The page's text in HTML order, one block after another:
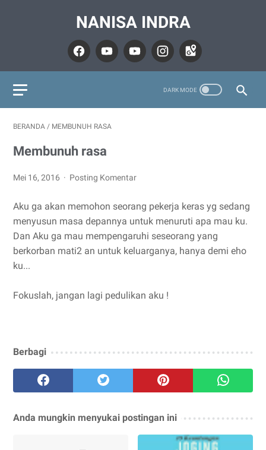
NANISA INDRA
BERANDA / MEMBUNUH RASA
Membunuh rasa
Mei 16, 2016 Posting Komentar
Aku ga akan memohon seorang pekerja keras yg sedang
menyusun masa depannya untuk menuruti apa mau ku.
Dan Aku ga mau mempengaruhi seseorang yang
berkorban mati2 an untuk keluarganya, hanya demi eho
ku...
Fokuslah, jangan lagi pedulikan aku !
Berbagi
Anda mungkin menyukai postingan ini